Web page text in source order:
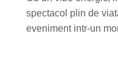
spectacol plin de
eveniment intr-un